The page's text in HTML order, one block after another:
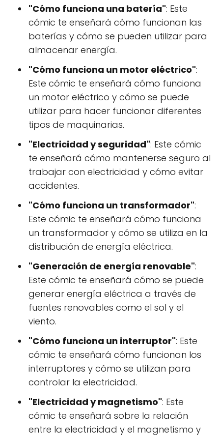
"Cómo funciona una batería": Este
cómic te enseñará cómo funcionan las
baterías y cómo se pueden utilizar para
almacenar energía.
"Cómo funciona un motor eléctrico":
Este cómic te enseñará cómo funciona
un motor eléctrico y cómo se puede
utilizar para hacer funcionar diferentes
tipos de maquinarias.
"Electricidad y seguridad": Este cómic
te enseñará cómo mantenerse seguro al
trabajar con electricidad y cómo evitar
accidentes.
"Cómo funciona un transformador":
Este cómic te enseñará cómo funciona
un transformador y cómo se utiliza en la
distribución de energía eléctrica.
"Generación de energía renovable":
Este cómic te enseñará cómo se puede
generar energía eléctrica a través de
fuentes renovables como el sol y el
viento.
"Cómo funciona un interruptor": Este
cómic te enseñará cómo funcionan los
interruptores y cómo se utilizan para
controlar la electricidad.
"Electricidad y magnetismo": Este
cómic te enseñará sobre la relación
entre la electricidad y el magnetismo y